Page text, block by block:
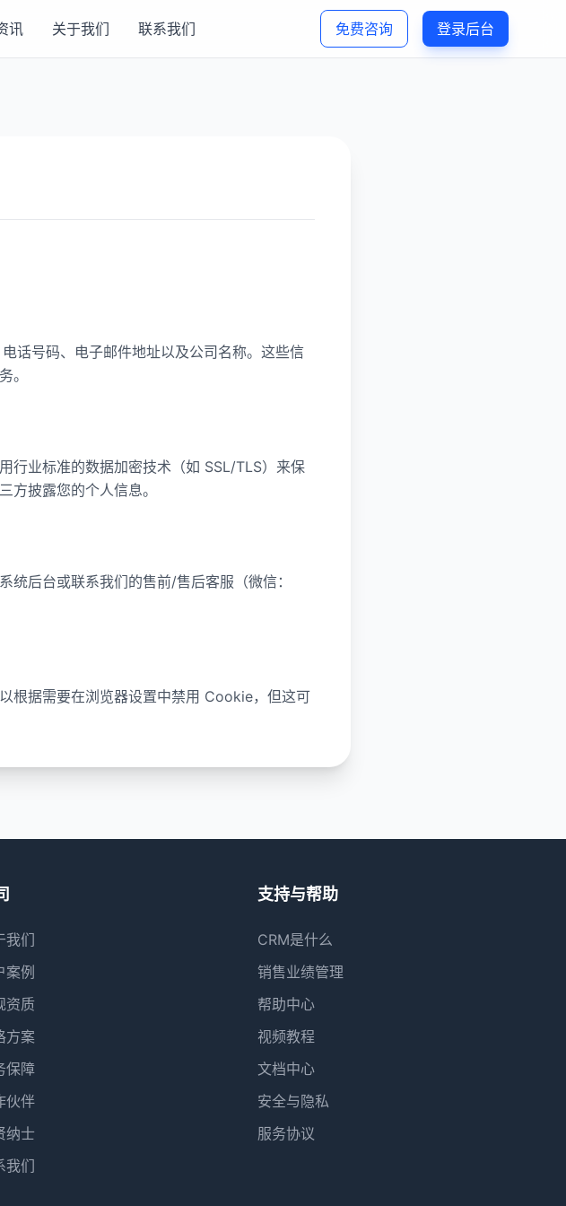
讯 关于我们 联系我们 免费咨询 登录后台
话号码、电子邮件地址以及公司名称。这些信
。
行业标准的数据加密技术（如 SSL/TLS）来保
方披露您的个人信息。
后台或联系我们的售前/售后客服（微信：
根据需要在浏览器设置中禁用 Cookie，但这可
我们
案例
资质
方案
保障
伙伴
纳士
我们
支持与帮助
CRM是什么
销售业绩管理
帮助中心
视频教程
文档中心
安全与隐私
服务协议